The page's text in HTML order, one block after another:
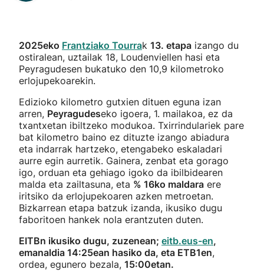
2025eko Frantziako Tourrak 13. etapa izango du
ostiralean, uztailak 18, Loudenviellen hasi eta
Peyragudesen bukatuko den 10,9 kilometroko
erlojupekoarekin.
Edizioko kilometro gutxien dituen eguna izan
arren, Peyragudeseko igoera, 1. mailakoa, ez da
txantxetan ibiltzeko modukoa. Txirrindulariek pare
bat kilometro baino ez dituzte izango abiadura
eta indarrak hartzeko, etengabeko eskaladari
aurre egin aurretik. Gainera, zenbat eta gorago
igo, orduan eta gehiago igoko da ibilbidearen
malda eta zailtasuna, eta % 16ko maldara ere
iritsiko da erlojupekoaren azken metroetan.
Bizkarrean etapa batzuk izanda, ikusiko dugu
faboritoen hankek nola erantzuten duten.
EITBn ikusiko dugu, zuzenean; eitb.eus-en,
emanaldia 14:25ean hasiko da, eta ETB1en,
ordea, egunero bezala, 15:00etan.